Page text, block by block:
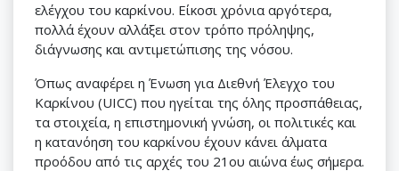
ελέγχου του καρκίνου. Είκοσι χρόνια αργότερα,
πολλά έχουν αλλάξει στον τρόπο πρόληψης,
διάγνωσης και αντιμετώπισης της νόσου.
Όπως αναφέρει η Ένωση για Διεθνή Έλεγχο του
Καρκίνου (UICC) που ηγείται της όλης προσπάθειας,
τα στοιχεία, η επιστημονική γνώση, οι πολιτικές και
η κατανόηση του καρκίνου έχουν κάνει άλματα
προόδου από τις αρχές του 21ου αιώνα έως σήμερα.